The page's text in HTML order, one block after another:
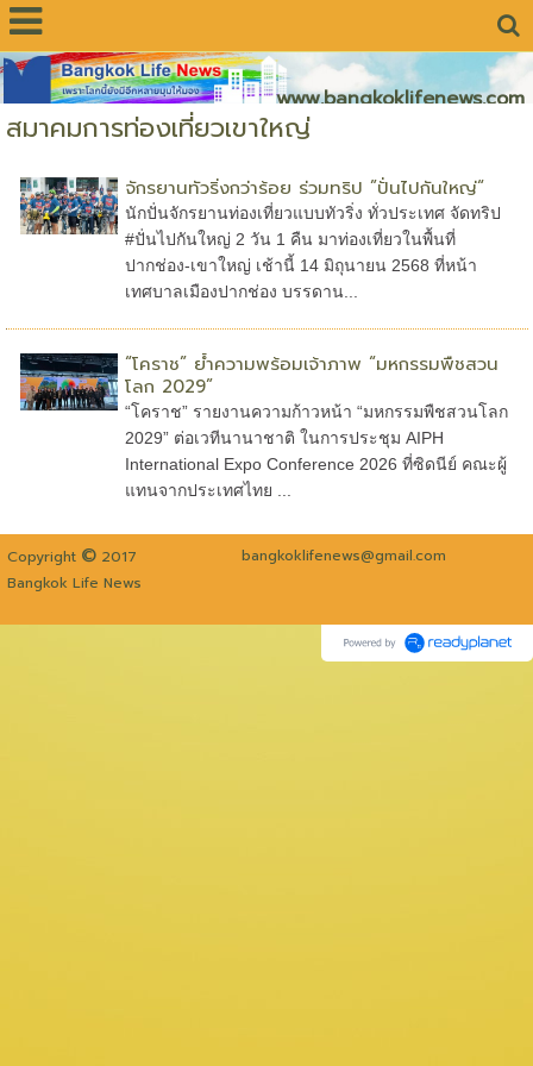
www.bangkoklifenews.com
สมาคมการท่องเที่ยวเขาใหญ่
จักรยานทัวริ่งกว่าร้อย ร่วมทริป ”ปั่นไปกันใหญ่“
นักปั่นจักรยานท่องเที่ยวแบบทัวริ่ง ทั่วประเทศ จัดทริป
#ปั่นไปกันใหญ่ 2 วัน 1 คืน มาท่องเที่ยวในพื้นที่
ปากช่อง-เขาใหญ่ เช้านี้ 14 มิถุนายน 2568 ที่หน้า
เทศบาลเมืองปากช่อง บรรดาน...
“โคราช” ย้ำความพร้อมเจ้าภาพ “มหกรรมพืชสวน
โลก 2029”
“โคราช” รายงานความก้าวหน้า “มหกรรมพืชสวนโลก
2029” ต่อเวทีนานาชาติ ในการประชุม AIPH
International Expo Conference 2026 ที่ซิดนีย์ คณะผู้
แทนจากประเทศไทย ...
Copyright © 2017
bangkoklifenews@gmail.com
Bangkok Life News